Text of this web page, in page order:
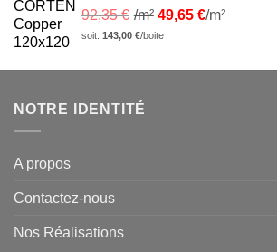
92,35€ /m² 49,65 €/m²
soit: 143,00 €/boite
NOTRE IDENTITÉ
A propos
Contactez-nous
Nos Réalisations